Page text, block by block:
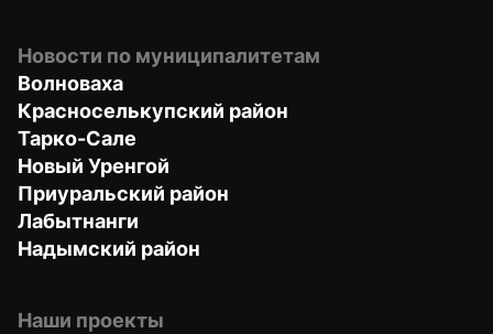
Новости по муниципалитетам
Волноваха
Красноселькупский район
Тарко-Сале
Новый Уренгой
Приуральский район
Лабытнанги
Надымский район
Наши проекты